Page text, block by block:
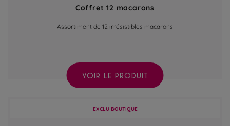
Coffret 12 macarons
Assortiment de 12 irrésistibles macarons
VOIR LE PRODUIT
EXCLU BOUTIQUE